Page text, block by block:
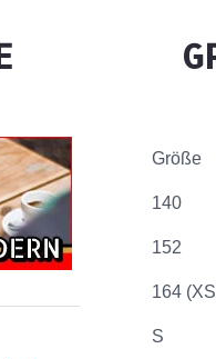
Größe
140
152
164
S